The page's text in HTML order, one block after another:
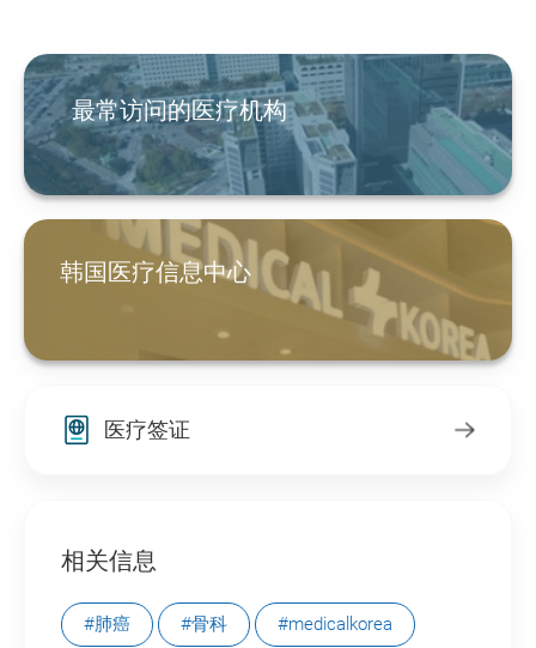
最常访问的医疗机构
韩国医疗信息中心
医疗签证
相关信息
#肺癌 #骨科 #medicalkorea